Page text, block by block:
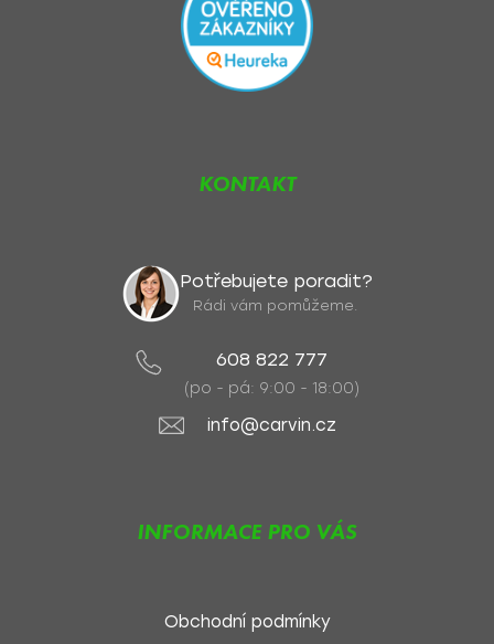
KONTAKT
Potřebujete poradit?
Rádi vám pomůžeme.
608 822 777
(po - pá: 9:00 - 18:00)
info@carvin.cz
INFORMACE PRO VÁS
Obchodní podmínky